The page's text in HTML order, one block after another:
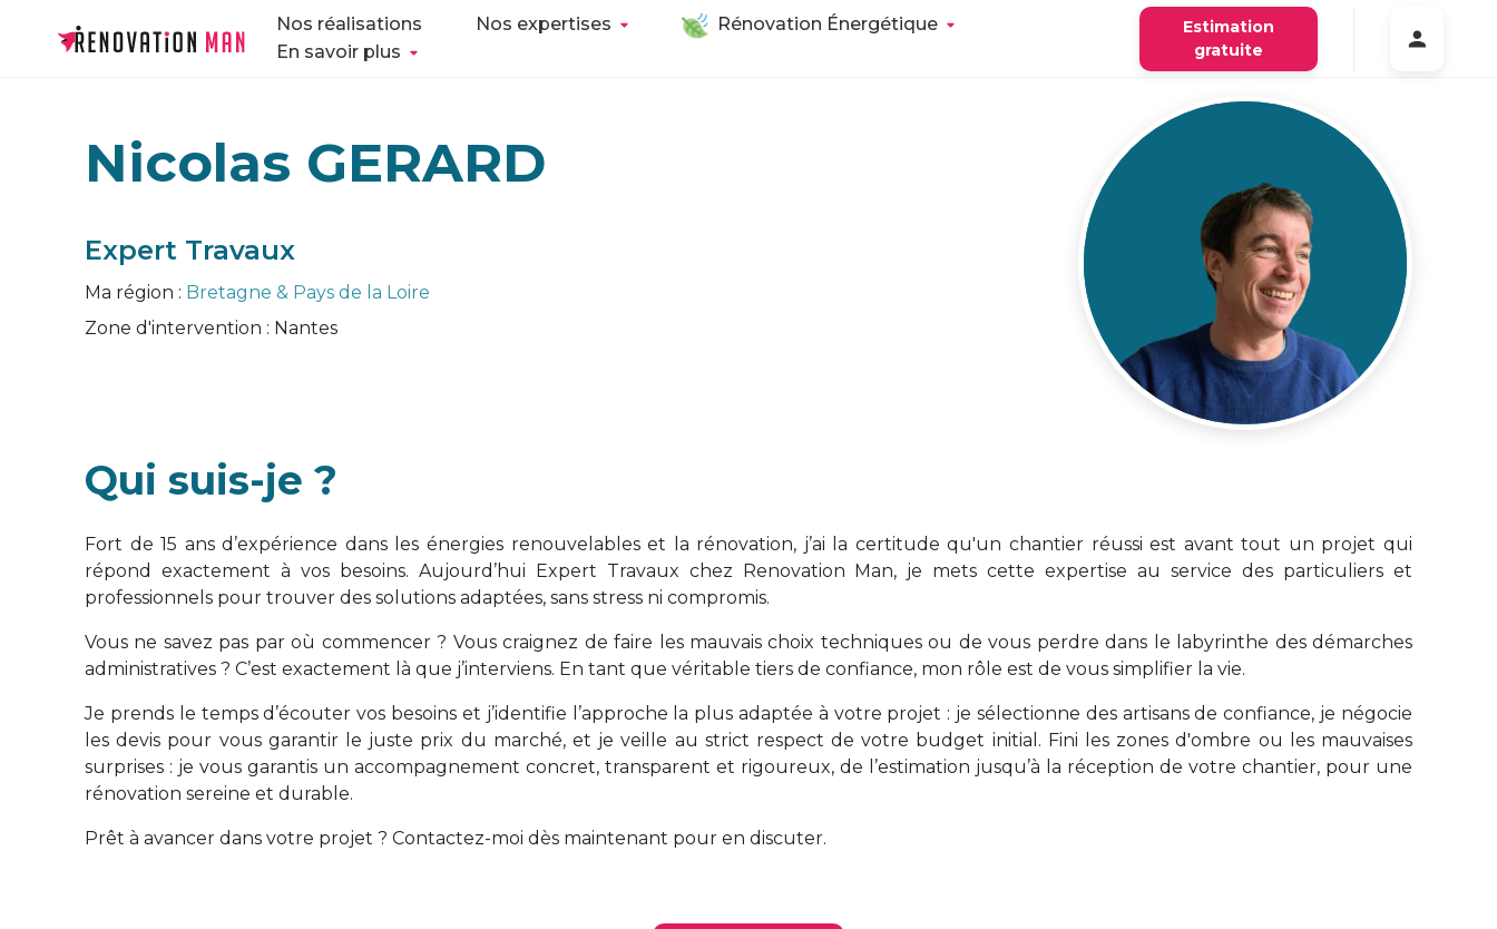
Nos réalisations Nos expertises
Rénovation Énergétique
En savoir plus
Estimation
gratuite
Nicolas GERARD
Expert Travaux
Ma région : Bretagne & Pays de la Loire
Zone d'intervention : Nantes
Qui suis-je ?
Fort de 15 ans d’expérience dans les énergies renouvelables et la rénovation, j’ai la certitude qu'un chantier réussi est avant tout un projet qui
répond exactement à vos besoins. Aujourd’hui Expert Travaux chez Renovation Man, je mets cette expertise au service des particuliers et
professionnels pour trouver des solutions adaptées, sans stress ni compromis.
Vous ne savez pas par où commencer ? Vous craignez de faire les mauvais choix techniques ou de vous perdre dans le labyrinthe des démarches
administratives ? C’est exactement là que j’interviens. En tant que véritable tiers de confiance, mon rôle est de vous simplifier la vie.
Je prends le temps d’écouter vos besoins et j’identifie l’approche la plus adaptée à votre projet : je sélectionne des artisans de confiance, je négocie
les devis pour vous garantir le juste prix du marché, et je veille au strict respect de votre budget initial. Fini les zones d'ombre ou les mauvaises
surprises : je vous garantis un accompagnement concret, transparent et rigoureux, de l’estimation jusqu’à la réception de votre chantier, pour une
rénovation sereine et durable.
Prêt à avancer dans votre projet ? Contactez-moi dès maintenant pour en discuter.